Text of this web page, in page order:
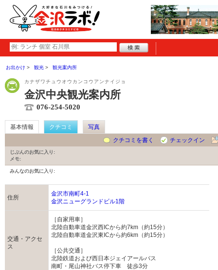
お出かけ 観光 観光案内所
カナザワチュウオウカンコウアンナイジョ
金沢中央観光案内所
076-254-5020
基本情報 クチコミ
写真
クチコミを書く
チェックイン
じぶんのお気に入り:
メモ:
みんなのお気に入り:
住所
金沢市南町4-1
金沢ニューグランドビル1階
交通・アクセ
ス
［自家用車］
北陸自動車道金沢西ICから約7km（約15分）
北陸自動車道金沢東ICから約6km（約15分）
［公共交通］
北陸鉄道および西日本ジェイアールバス
南町・尾山神社バス停下車 徒歩3分